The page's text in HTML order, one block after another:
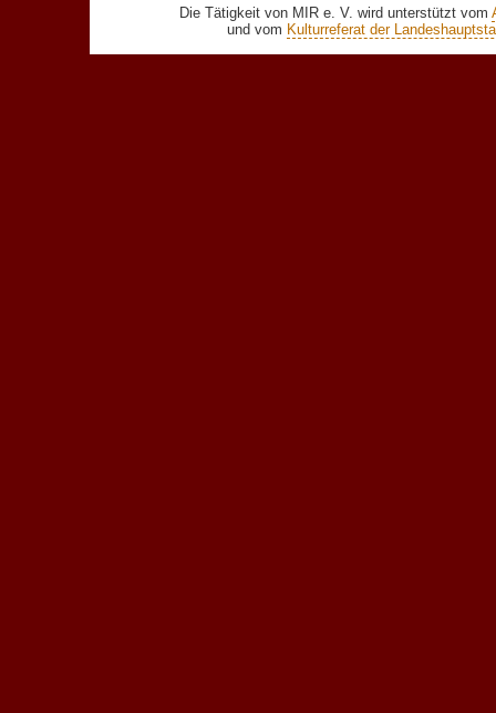
Die Tätigkeit von MIR e. V. wird unterstützt vom
und vom Kulturreferat der